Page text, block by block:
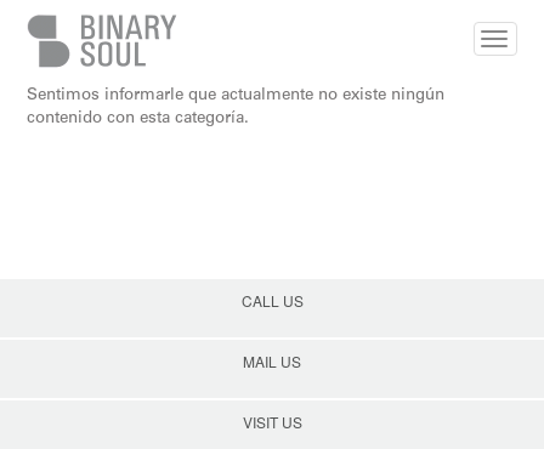
Skip to main content
Sentimos informarle que actualmente no existe ningún
contenido con esta categoría.
CALL US
MAIL US
VISIT US